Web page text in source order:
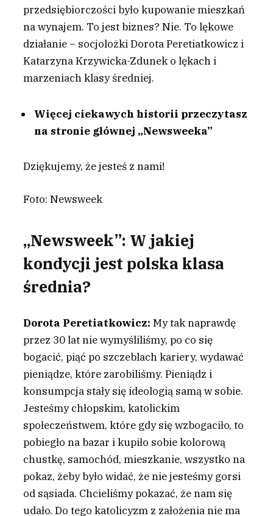
przedsiębiorczości było kupowanie mieszkań
na wynajem. To jest biznes? Nie. To lękowe
działanie – socjolożki Dorota Peretiatkowicz i
Katarzyna Krzywicka-Zdunek o lękach i
marzeniach klasy średniej.
Więcej ciekawych historii przeczytasz
na stronie głównej „Newsweeka”
Dziękujemy, że jesteś z nami!
Foto: Newsweek
„Newsweek”: W jakiej
kondycji jest polska klasa
średnia?
Dorota Peretiatkowicz: My tak naprawdę
przez 30 lat nie wymyśliliśmy, po co się
bogacić, piąć po szczeblach kariery, wydawać
pieniądze, które zarobiliśmy. Pieniądz i
konsumpcja stały się ideologią samą w sobie.
Jesteśmy chłopskim, katolickim
społeczeństwem, które gdy się wzbogaciło, to
pobiegło na bazar i kupiło sobie kolorową
chustkę, samochód, mieszkanie, wszystko na
pokaz, żeby było widać, że nie jesteśmy gorsi
od sąsiada. Chcieliśmy pokazać, że nam się
udało. Do tego katolicyzm z założenia nie ma